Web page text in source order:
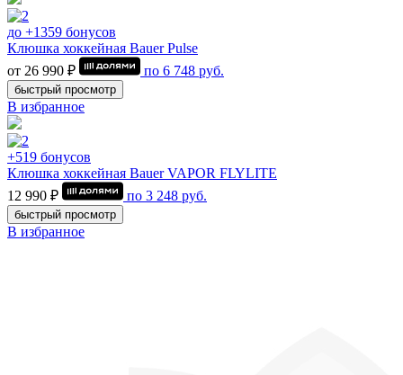
до +1359 бонусов
Клюшка хоккейная Bauer Pulse
от 26 990 ₽
по 6 748 руб.
быстрый просмотр
В избранное
+519 бонусов
Клюшка хоккейная Bauer VAPOR FLYLITE
12 990 ₽
по 3 248 руб.
быстрый просмотр
В избранное